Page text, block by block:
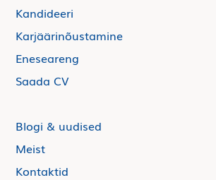
Kandideeri
Karjäärinõustamine
Eneseareng
Saada CV
Blogi & uudised
Meist
Kontaktid